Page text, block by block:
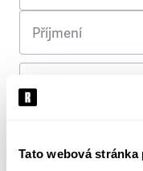
Tato webová
Příjmení
Ulice